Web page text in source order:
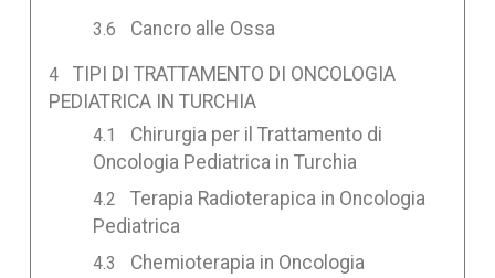
Cancro alle Ossa
TIPI DI TRATTAMENTO DI ONCOLOGIA
PEDIATRICA IN TURCHIA
Chirurgia per il Trattamento di
Oncologia Pediatrica in Turchia
Terapia Radioterapica in Oncologia
Pediatrica
Chemioterapia in Oncologia